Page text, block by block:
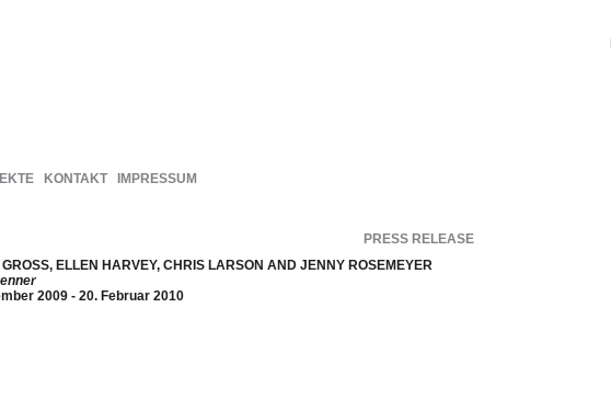
KONTAKT IMPRESSUM
PRESS RELEASE
ELLEN HARVEY, CHRIS LARSON AND JENNY ROSEMEYER
2009 - 20. Februar 2010